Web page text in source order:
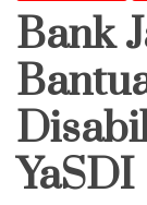
Bank
YaSDI